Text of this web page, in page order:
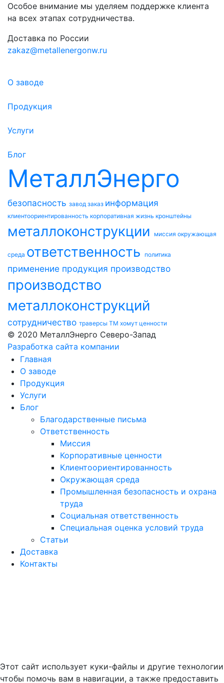
Особое внимание мы уделяем поддержке клиента
на всех этапах сотрудничества.
Доставка по России
zakaz@metallenergonw.ru
О заводе
Продукция
Услуги
Блог
МеталлЭнерго
безопасность завод заказ информация
клиентоориентированность корпоративная жизнь кронштейны
металлоконструкции миссия окружающая
среда ответственность политика
применение продукция производство
производство
металлоконструкций
сотрудничество траверсы ТМ хомут ценности
© 2020 МеталлЭнерго Северо-Запад
Разработка сайта компании
Главная
О заводе
Продукция
Услуги
Блог
Благодарственные письма
Ответственность
Миссия
Корпоративные ценности
Клиентоориентированность
Окружающая среда
Промышленная безопасность и охрана
труда
Социальная ответственность
Специальная оценка условий труда
Статьи
Доставка
Контакты
Этот сайт использует куки-файлы и другие
чтобы помочь вам в навигации, а также предоставить